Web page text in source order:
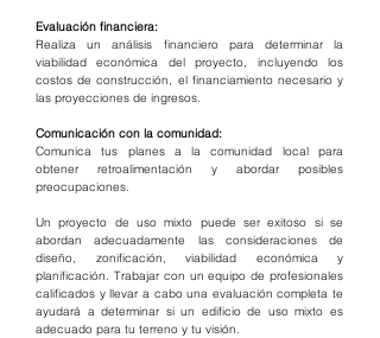
Evaluación financiera:
Realiza un análisis financiero para determinar la
viabilidad económica del proyecto, incluyendo los
costos de construcción, el financiamiento necesario y
las proyecciones de ingresos.
Comunicación con la comunidad:
Comunica tus planes a la comunidad local para
obtener retroalimentación y abordar posibles
preocupaciones.
Un proyecto de uso mixto puede ser exitoso si se
abordan adecuadamente las consideraciones de
diseño, zonificación, viabilidad económica y
planificación. Trabajar con un equipo de profesionales
calificados y llevar a cabo una evaluación completa te
ayudará a determinar si un edificio de uso mixto es
adecuado para tu terreno y tu visión.